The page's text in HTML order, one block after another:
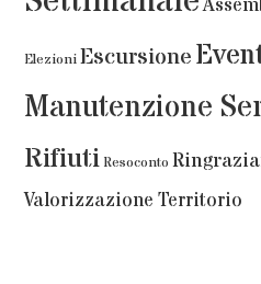
Elezioni Escursione
Manutenzione
Rifiuti Resoconto
Valorizzazione Territorio